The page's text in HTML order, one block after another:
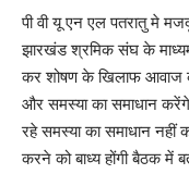
पी वी यू एन एल पतरातु मे
झारखंड श्रमिक संघ के
कर शोषण के खिलाफ आवाज
और समस्या का समाधान
रहे समस्या का समाधान
करने को बाध्य होंगी बैठक में